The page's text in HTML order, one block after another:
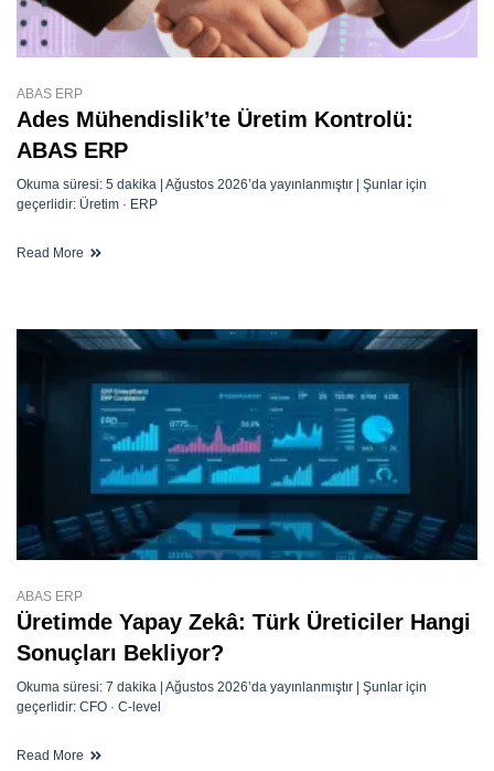
ABAS ERP
Ades Mühendislik’te Üretim Kontrolü:
ABAS ERP
Okuma süresi: 5 dakika | Ağustos 2026’da yayınlanmıştır | Şunlar için
geçerlidir: Üretim · ERP
Read More
ABAS ERP
Üretimde Yapay Zekâ: Türk Üreticiler Hangi
Sonuçları Bekliyor?
Okuma süresi: 7 dakika | Ağustos 2026’da yayınlanmıştır | Şunlar için
geçerlidir: CFO · C-level
Read More